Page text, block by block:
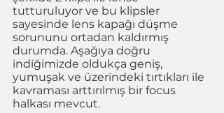
tutturuluyor ve bu klipsler
sayesinde lens kapağı düşme
sorununu ortadan kaldırmış
durumda. Aşağıya doğru
indiğimizde oldukça geniş,
yumuşak ve üzerindeki tırtıkları ile
kavraması arttırılmış bir focus
halkası mevcut.